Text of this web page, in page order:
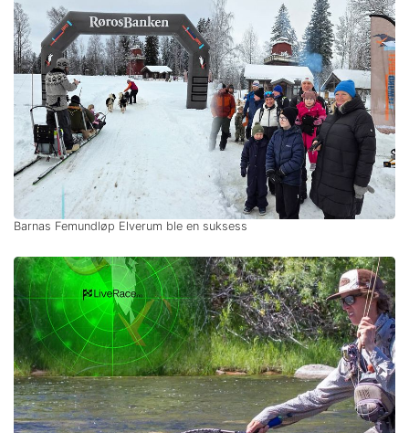
Barnas Femundløp Elverum ble en suksess